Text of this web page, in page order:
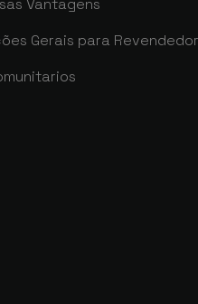
Vantagens
Gerais para